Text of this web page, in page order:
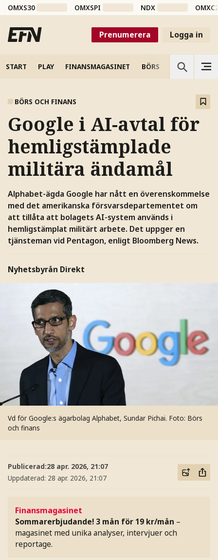
OMXS30 OMXSPI NDX
Prenumerera Logga in
START PLAY FINANSMAGASINET BÖRS VETENSKAP
BÖRS OCH FINANS
Google i AI-avtal för
hemligstämplade
militära ändamål
Alphabet-ägda Google har nått en överenskommelse
med det amerikanska försvarsdepartementet om
att tillåta att bolagets AI-system används i
hemligstämplat militärt arbete. Det uppger en
tjänsteman vid Pentagon, enligt Bloomberg News.
Nyhetsbyrån Direkt
Vd för Google:s ägarbolag Alphabet, Sundar Pichai. Foto: Börs
och finans
Publicerad:28 apr. 2026, 21:07
Uppdaterad: 28 apr. 2026, 21:07
Finansmagasinet
Sommarerbjudande! 3 mån för 19 kr/mån –
magasinet med unika analyser, intervjuer och
reportage.